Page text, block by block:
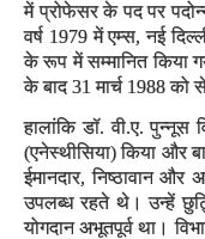
में प्रोफेसर के पद पर
वर्ष 1979 में एम्स, नई
के रूप में सम्मानित किया
के बाद 31 मार्च 1988 को
हालांकि डॉ. वी.ए. पुन्नूस
(एनेस्थीसिया) किया और
ईमानदार, निष्ठावान
उपलब्ध रहते थे। उन्हें
योगदान अभूतपूर्व था।